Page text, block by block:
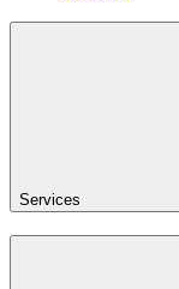
Services